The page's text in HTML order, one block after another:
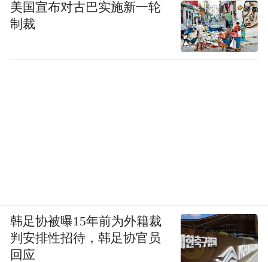
美国宣布对古巴实施新一轮
制裁
韩足协被曝15年前为外籍裁
判安排性招待，韩足协官员
回应